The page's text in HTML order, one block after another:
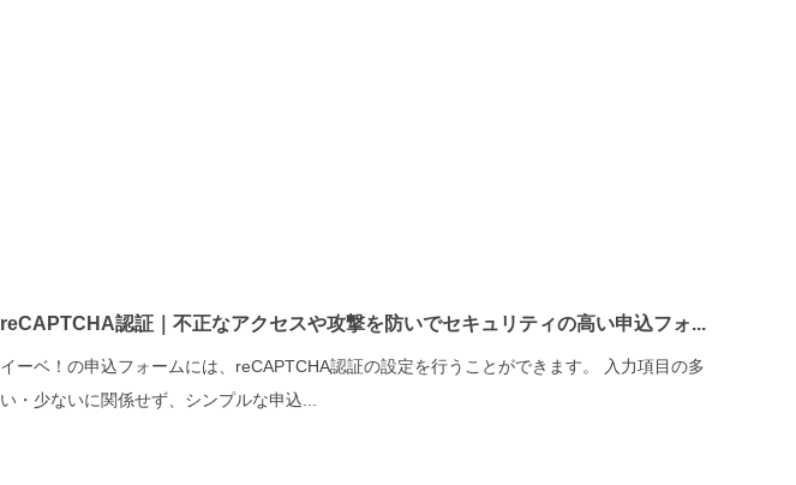
reCAPTCHA認証｜不正なアクセスや攻撃を防いでセキュリティの高い申込フォ...
イーベ！の申込フォームには、reCAPTCHA認証の設定を行うことができます。 入力項目の多
い・少ないに関係せず、シンプルな申込...